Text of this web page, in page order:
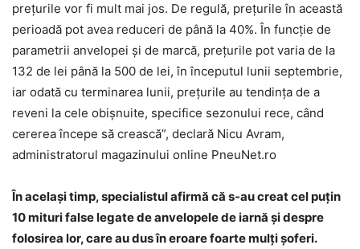
preţurile vor fi mult mai jos. De regulă, preţurile în această
perioadă pot avea reduceri de până la 40%. În funcţie de
parametrii anvelopei şi de marcă, preţurile pot varia de la
132 de lei până la 500 de lei, în începutul lunii septembrie,
iar odată cu terminarea lunii, preţurile au tendinţa de a
reveni la cele obişnuite, specifice sezonului rece, când
cererea începe să crească”, declară Nicu Avram,
administratorul magazinului online PneuNet.ro
În acelaşi timp, specialistul afirmă că s-au creat cel puţin
10 mituri false legate de anvelopele de iarnă şi despre
folosirea lor, care au dusîn eroarefoarte mulţi şoferi.